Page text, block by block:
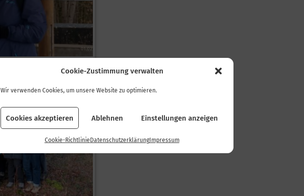
Cookie-Zustimmung verwalten
Wir verwenden Cookies, um unsere Website zu optimieren.
Cookies akzeptieren Ablehnen Einstellungen anzeigen
Cookie-Richtlinie DatenschutzerklärungImpressum